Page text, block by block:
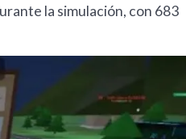
la simulación, con 683